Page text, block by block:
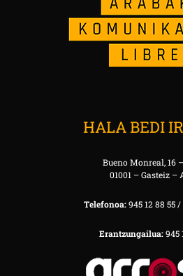
HALA BEDI
Bueno Monreal, 16
01001 – Gasteiz –
Telefonoa:945 12 88 55 /
Erantzungailua:945